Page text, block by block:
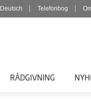
Deutsch Telefonbog
RÅDGIVNING